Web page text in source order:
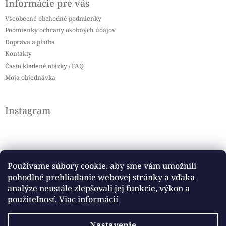
Používame súbory cookie, aby sme vám umožnili
pohodlné prehliadanie webovej stránky a vďaka
analýze neustále zlepšovali jej funkcie, výkon a
použiteľnosť. Viac informácií
Informácie pre vás
Všeobecné obchodné podmienky
Podmienky ochrany osobných údajov
Doprava a platba
Kontakty
Často kladené otázky / FAQ
Moja objednávka
Instagram
Sledovať na Instagrame
Facebook